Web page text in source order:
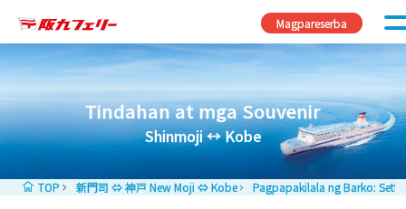
Magpareserba
Tindahan at mga Souvenir
Shinmoji ↔︎ Kobe
TOP 新門司 ⇔ 神戸 New Moji ⇔ Kobe Pagpapakilala ng Barko: